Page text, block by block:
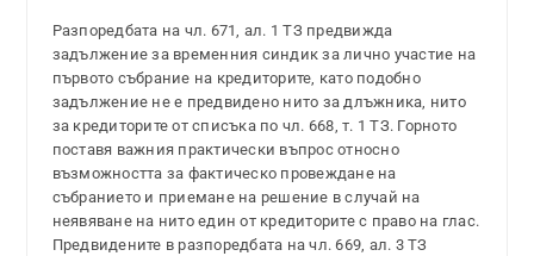
Разпоредбата на чл. 671, ал. 1 ТЗ предвижда
задължение за временния синдик за лично участие на
първото събрание на кредиторите, като подобно
задължение не е предвидено нито за длъжника, нито
за кредиторите от списъка по чл. 668, т. 1 ТЗ. Горното
поставя важния практически въпрос относно
възможността за фактическо провеждане на
събранието и приемане на решение в случай на
неявяване на нито един от кредиторите с право на глас.
Предвидените в разпоредбата на чл. 669, ал. 3 ТЗ